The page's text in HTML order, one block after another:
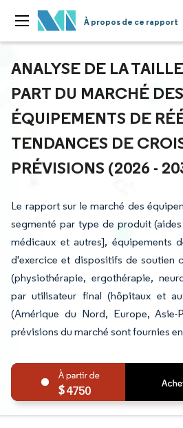
À propos de ce rapport
ANALYSE DE LA
PART DU MARCHÉ DES
ÉQUIPEMENTS DE
TENDANCES DE
PRÉVISIONS (2026 -
Le rapport sur le marché des
segmenté par type de produit
médicaux et autres], équipements
d'exercice et dispositifs de soutien
(physiothérapie, ergothérapie,
par utilisateur final (hôpitaux et
(Amérique du Nord, Europe, Asie-
prévisions du marché sont fournies
4750